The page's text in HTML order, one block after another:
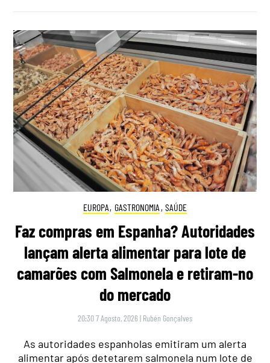
EUROPA, GASTRONOMIA , SAÚDE
Faz compras em Espanha? Autoridades
lançam alerta alimentar para lote de
camarões com Salmonela e retiram-no
do mercado
20:30 7 Agosto, 2026 | Rubén Gonçalves
As autoridades espanholas emitiram um alerta
alimentar após detetarem salmonela num lote de